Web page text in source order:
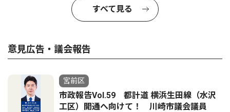
すべて見る
意見広告・議会報告
宮前区
市政報告Vol.59 都計道 横浜生田線（水沢
工区）開通へ向けて！ 川崎市議会議員